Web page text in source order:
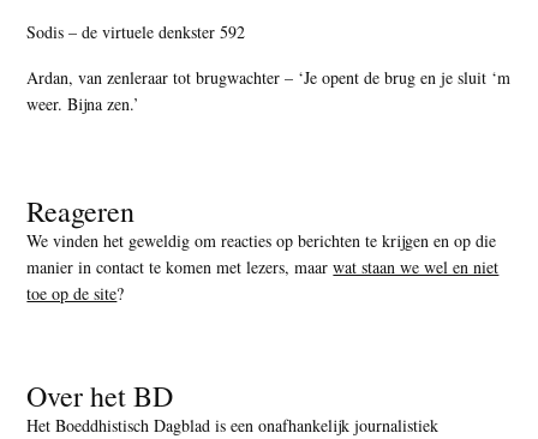
Sodis – de virtuele denkster 592
Ardan, van zenleraar tot brugwachter – ‘Je opent de brug en je sluit ‘m
weer. Bijna zen.’
Reageren
We vinden het geweldig om reacties op berichten te krijgen en op die
manier in contact te komen met lezers, maarwat staan we wel en niet
toe op de site?
Over het BD
Het Boeddhistisch Dagblad is een onafhankelijk journalistiek